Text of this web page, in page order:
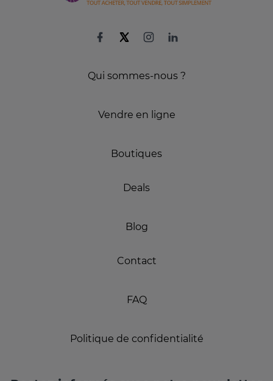
Qui sommes-nous ?
Vendre en ligne
Boutiques
Deals
Blog
Contact
FAQ
Politique de confidentialité